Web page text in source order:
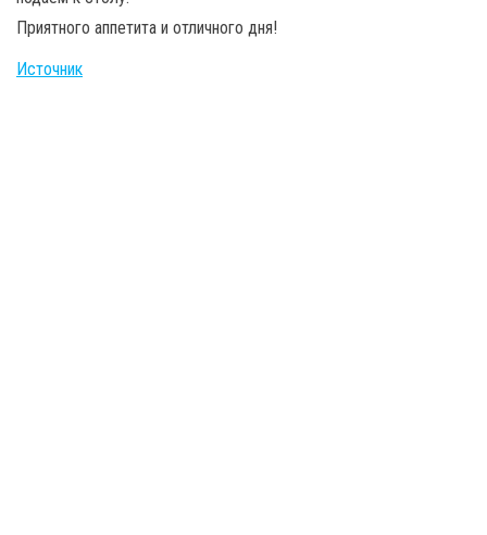
Приятного аппетита и отличного дня!
Источник